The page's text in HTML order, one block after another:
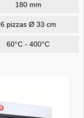
180 mm
6 pizzas Ø 33 cm
60°C - 400°C